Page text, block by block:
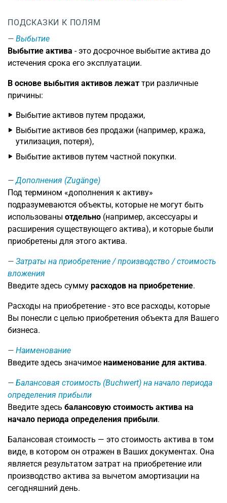
ПОДСКАЗКИ К ПОЛЯМ
Выбытие
Выбытие актива - это досрочное выбытие актива до
истечения срока его эксплуатации.
В основе выбытия активов лежат три различные
причины:
Выбытие активов путем продажи,
Выбытие активов без продажи (например, кража,
утилизация, потеря),
Выбытие активов путем частной покупки.
Дополнения (Zugänge)
Под термином «дополнения к активу»
подразумеваются объекты, которые не могут быть
использованы отдельно (например, аксессуары и
расширения существующего актива), и которые были
приобретены для этого актива.
Затраты на приобретение / производство / стоимость
вложения
Введите здесь сумму расходов на приобретение.
Расходы на приобретение - это все расходы, которые
Вы понесли с целью приобретения объекта для Вашего
бизнеса.
Наименование
Введите здесь значимое наименование для актива.
Балансовая стоимость (Buchwert) на начало периода
определения прибыли
Введите здесь балансовую стоимость актива на
начало периода определения прибыли.
Балансовая стоимость — это стоимость актива в том
виде, в котором он отражен в Ваших документах. Она
является результатом затрат на приобретение или
производство актива за вычетом амортизации на
сегодняшний день.